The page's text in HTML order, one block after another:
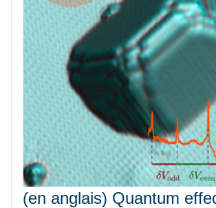
(en anglais) Quantum